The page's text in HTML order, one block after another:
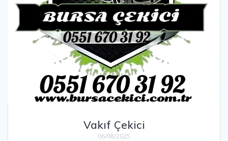
Vakıf Çekici
06/08/2025